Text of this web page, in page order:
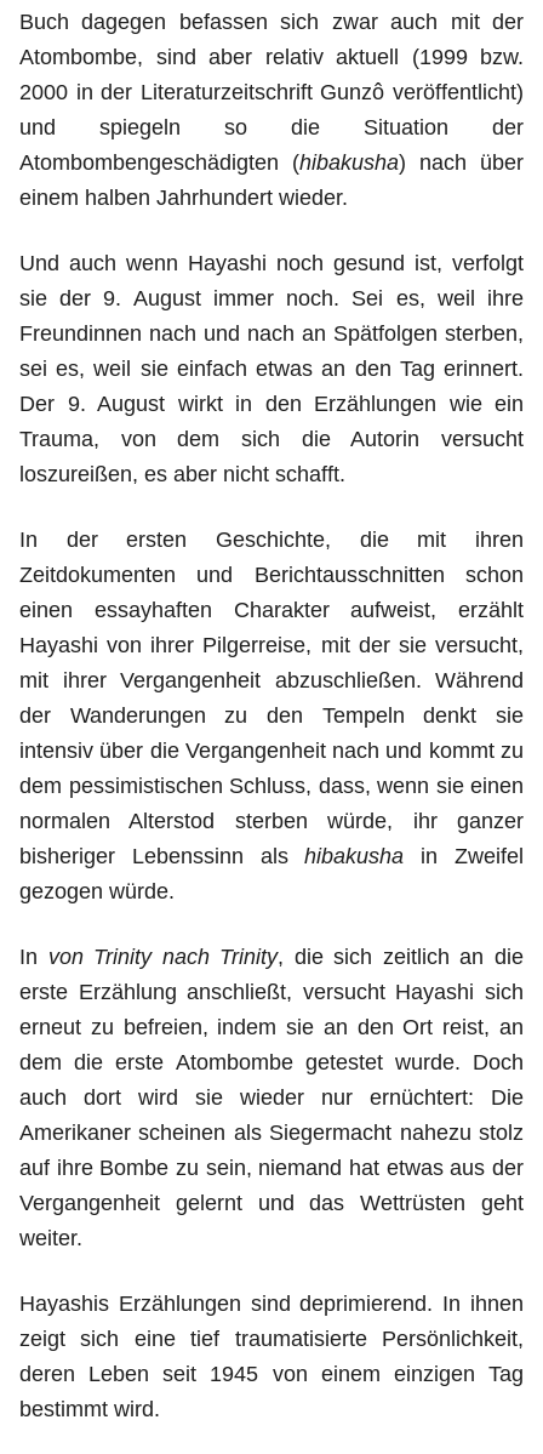
Buch dagegen befassen sich zwar auch mit der
Atombombe, sind aber relativ aktuell (1999 bzw.
2000 in der Literaturzeitschrift Gunzô veröffentlicht)
und spiegeln so die Situation der
Atombombengeschädigten (hibakusha) nach über
einem halben Jahrhundert wieder.
Und auch wenn Hayashi noch gesund ist, verfolgt
sie der 9. August immer noch. Sei es, weil ihre
Freundinnen nach und nach an Spätfolgen sterben,
sei es, weil sie einfach etwas an den Tag erinnert.
Der 9. August wirkt in den Erzählungen wie ein
Trauma, von dem sich die Autorin versucht
loszureißen, es aber nicht schafft.
In der ersten Geschichte, die mit ihren
Zeitdokumenten und Berichtausschnitten schon
einen essayhaften Charakter aufweist, erzählt
Hayashi von ihrer Pilgerreise, mit der sie versucht,
mit ihrer Vergangenheit abzuschließen. Während
der Wanderungen zu den Tempeln denkt sie
intensiv über die Vergangenheit nach und kommt zu
dem pessimistischen Schluss, dass, wenn sie einen
normalen Alterstod sterben würde, ihr ganzer
bisheriger Lebenssinn alshibakusha in Zweifel
gezogen würde.
In von Trinity nach Trinity, die sich zeitlich an die
erste Erzählung anschließt, versucht Hayashi sich
erneut zu befreien, indem sie an den Ort reist, an
dem die erste Atombombe getestet wurde. Doch
auch dort wird sie wieder nur ernüchtert: Die
Amerikaner scheinen als Siegermacht nahezu stolz
auf ihre Bombe zu sein, niemand hat etwas aus der
Vergangenheit gelernt und das Wettrüsten geht
weiter.
Hayashis Erzählungen sind deprimierend. In ihnen
zeigt sich eine tief traumatisierte Persönlichkeit,
deren Leben seit 1945 von einem einzigen Tag
bestimmt wird.